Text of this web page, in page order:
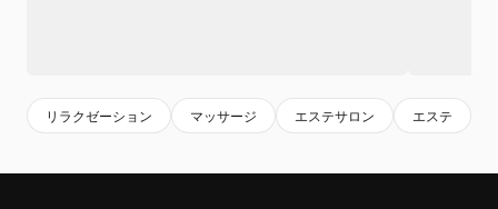
リラクゼーション マッサージ エステサロン エステ